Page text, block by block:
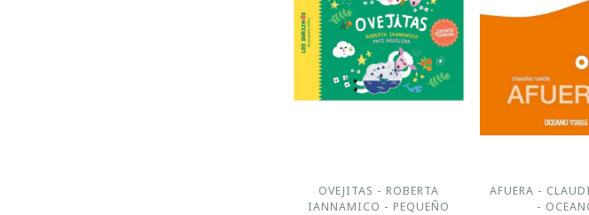
OVEJITAS - ROBERTA
IANNAMICO - PEQUEÑO
AFUERA -
-